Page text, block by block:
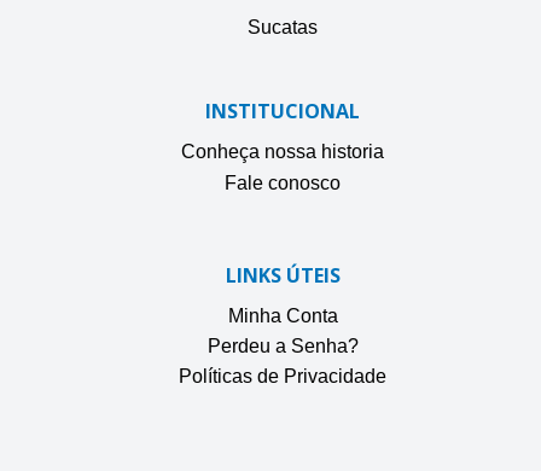
Sucatas
INSTITUCIONAL
Conheça nossa historia
Fale conosco
LINKS ÚTEIS
Minha Conta
Perdeu a Senha?
Políticas de Privacidade